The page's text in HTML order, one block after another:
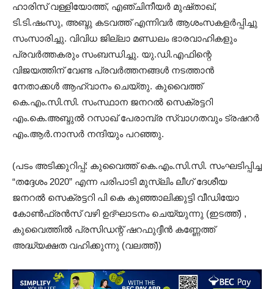
ഹാരിസ് വള്ളിയോത്ത്, എഞ്ചിനീയർ മുഷ്താഖ്,
ടി.ടി.ഷംസു, അബ്ദു കടവത്ത് എന്നിവർ ആശംസകളർപ്പിച്ചു
സംസാരിച്ചു. വിവിധ ജില്ലാ മണ്ഡലം ഭാരവാഹികളും
പ്രവർത്തകരും സംബന്ധിച്ചു. യു.ഡി.എഫിന്റെ
വിജയത്തിന് വേണ്ട പ്രവർത്തനങ്ങൾ നടത്താൻ
നേതാക്കൾ ആഹ്വാനം ചെയ്തു. കുവൈത്ത്
കെ.എം.സി.സി. സംസ്ഥാന ജനറൽ സെക്രട്ടറി
എം.കെ.അബ്ദുൽ റസാഖ് പേരാമ്പ്ര സ്വാഗതവും ട്രഷറർ
എം.ആർ.നാസർ നന്ദിയും പറഞ്ഞു.
(പടം അടിക്കുറിപ്പ്: കുവൈത്ത് കെ.എം.സി.സി. സംഘടിപ്പിച്ച
“തദ്ദേശം 2020” എന്ന പരിപാടി മുസ്ലിം ലീഗ് ദേശീയ
ജനറൽ സെക്രട്ടറി പി കെ കുഞ്ഞാലിക്കുട്ടി വീഡിയോ
കോൺഫ്രൻസ് വഴി ഉദ്ഘാടനം ചെയ്യുന്നു (ഇടത്ത്) ,
കുവൈത്തിൽ പ്രസിഡന്റ് ഷറഫുദ്ദീൻ കണ്ണേത്ത്
അദ്ധ്യക്ഷത വഹിക്കുന്നു (വലത്ത്))